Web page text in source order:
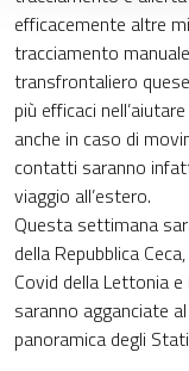
efficacemente altre
tracciamento
transfrontaliero
più efficaci
anche in caso di
contatti saranno
viaggio all’estero.
Questa settimana
della Repubblica
Covid della Lettonia
saranno agganciate
panoramica degli